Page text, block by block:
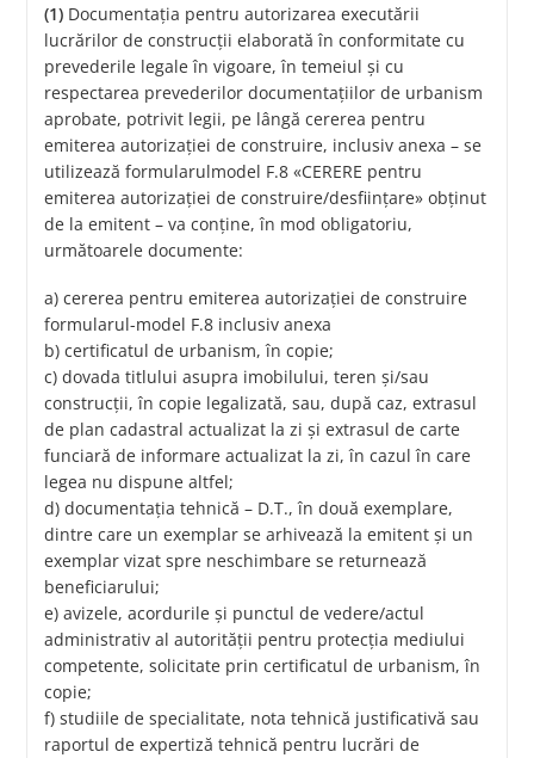
(1) Documentaţia pentru autorizarea executării
lucrărilor de construcţii elaborată în conformitate cu
prevederile legale în vigoare, în temeiul şi cu
respectarea prevederilor documentaţiilor de urbanism
aprobate, potrivit legii, pe lângă cererea pentru
emiterea autorizaţiei de construire, inclusiv anexa – se
utilizează formularulmodel F.8 «CERERE pentru
emiterea autorizaţiei de construire/desfiinţare» obţinut
de la emitent – va conţine, în mod obligatoriu,
următoarele documente:
a) cererea pentru emiterea autorizaţiei de construire
formularul-model F.8 inclusiv anexa
b) certificatul de urbanism, în copie;
c) dovada titlului asupra imobilului, teren şi/sau
construcţii, în copie legalizată, sau, după caz, extrasul
de plan cadastral actualizat la zi şi extrasul de carte
funciară de informare actualizat la zi, în cazul în care
legea nu dispune altfel;
d) documentaţia tehnică – D.T., în două exemplare,
dintre care un exemplar se arhivează la emitent şi un
exemplar vizat spre neschimbare se returnează
beneficiarului;
e) avizele, acordurile şi punctul de vedere/actul
administrativ al autorităţii pentru protecţia mediului
competente, solicitate prin certificatul de urbanism, în
copie;
f) studiile de specialitate, nota tehnică justificativă sau
raportul de expertiză tehnică pentru lucrări de